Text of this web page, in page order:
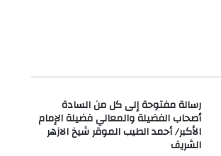
رسالة مفتوحة إلى كل من السادة
أصحاب الفضيلة والمعالي فضيلة الإمام
الأكبر/ أحمد الطيب الموقر شيخ الازهر
الشريف